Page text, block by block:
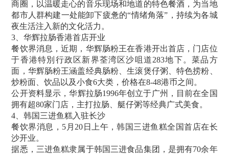
商圈，以温暖走心的音乐现场和地道的特色餐酒，为当地
都市人群构建一处能卸下疲惫的“情绪角落”，持续为各城
夜生活注入新的文化活力。
3、华辉拉肠香港首店开业
餐饮界消息，近期，华辉肠粉王在香港开出首店，门店位
于香港特別行政区新界荃湾区沙咀道283地下。菜品方
面，华辉肠粉王涵盖经典肠粉、生滚煲仔粥、特色捞粉、
炒粉面、饮品以及小食6大类，价格在8-48港币之间。
公开资料显示，华辉拉肠1996年创立于广州，目前在全国
拥有超80家门店，主打拉肠、艇仔粥等经典广式美食。
4、韩国三进鱼糕入驻长沙
餐饮界消息，5月20日上午，韩国三进鱼糕全国首店在长
沙开业。
据悉，三进鱼糕隶属于韩国三进食品集团，是拥有70余年